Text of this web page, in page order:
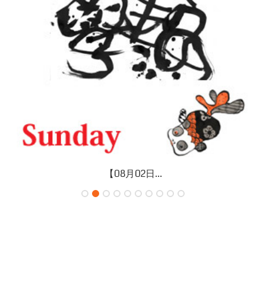
【08月02日...